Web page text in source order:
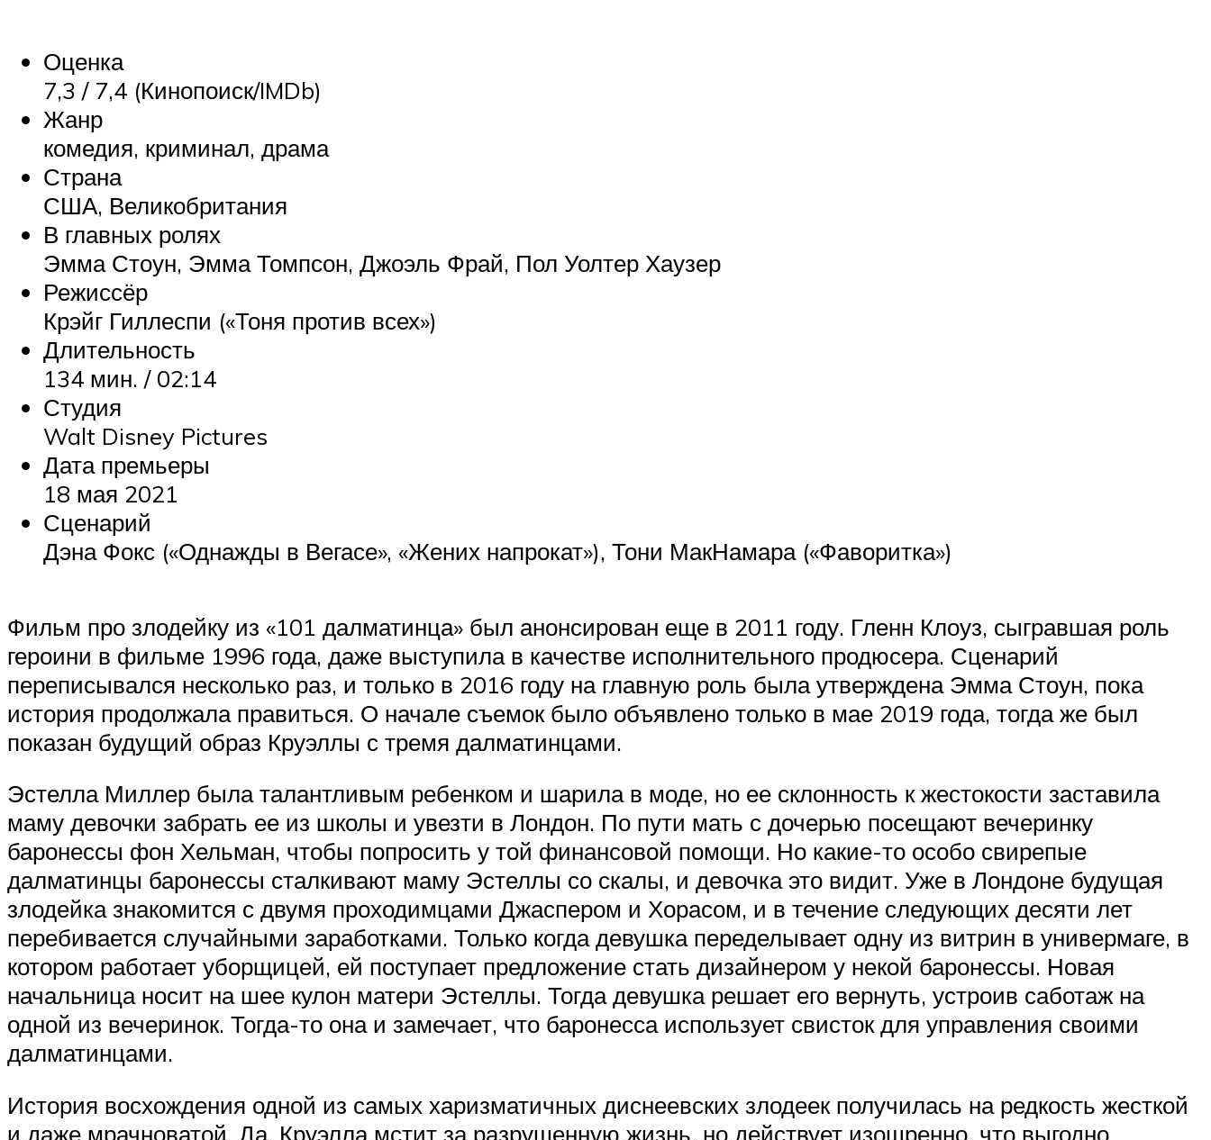
Оценка
7,3 / 7,4 (Кинопоиск/IMDb)
Жанр
комедия, криминал, драма
Страна
США, Великобритания
В главных ролях
Эмма Стоун, Эмма Томпсон, Джоэль Фрай, Пол Уолтер Хаузер
Режиссёр
Крэйг Гиллеспи («Тоня против всех»)
Длительность
134 мин. / 02:14
Студия
Walt Disney Pictures
Дата премьеры
18 мая 2021
Сценарий
Дэна Фокс («Однажды в Вегасе», «Жених напрокат»), Тони МакНамара («Фаворитка»)
Фильм про злодейку из «101 далматинца» был анонсирован еще в 2011 году. Гленн Клоуз, сыгравшая роль
героини в фильме 1996 года, даже выступила в качестве исполнительного продюсера. Сценарий
переписывался несколько раз, и только в 2016 году на главную роль была утверждена Эмма Стоун, пока
история продолжала правиться. О начале съемок было объявлено только в мае 2019 года, тогда же был
показан будущий образ Круэллы с тремя далматинцами.
Эстелла Миллер была талантливым ребенком и шарила в моде, но ее склонность к жестокости заставила
маму девочки забрать ее из школы и увезти в Лондон. По пути мать с дочерью посещают вечеринку
баронессы фон Хельман, чтобы попросить у той финансовой помощи. Но какие-то особо свирепые
далматинцы баронессы сталкивают маму Эстеллы со скалы, и девочка это видит. Уже в Лондоне будущая
злодейка знакомится с двумя проходимцами Джаспером и Хорасом, и в течение следующих десяти лет
перебивается случайными заработками. Только когда девушка переделывает одну из витрин в универмаге, в
котором работает уборщицей, ей поступает предложение стать дизайнером у некой баронессы. Новая
начальница носит на шее кулон матери Эстеллы. Тогда девушка решает его вернуть, устроив саботаж на
одной из вечеринок. Тогда-то она и замечает, что баронесса использует свисток для управления своими
далматинцами.
История восхождения одной из самых харизматичных диснеевских злодеек получилась на редкость жесткой
и даже мрачноватой. Да, Круэлла мстит за разрушенную жизнь, но действует изощренно, что выгодно